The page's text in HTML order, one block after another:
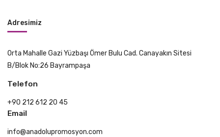
Adresimiz
Orta Mahalle Gazi Yüzbaşı Ömer Bulu Cad. Canayakın Sitesi
B/Blok No:26 Bayrampaşa
Telefon
+90 212 612 20 45
Email
info@anadolupromosyon.com